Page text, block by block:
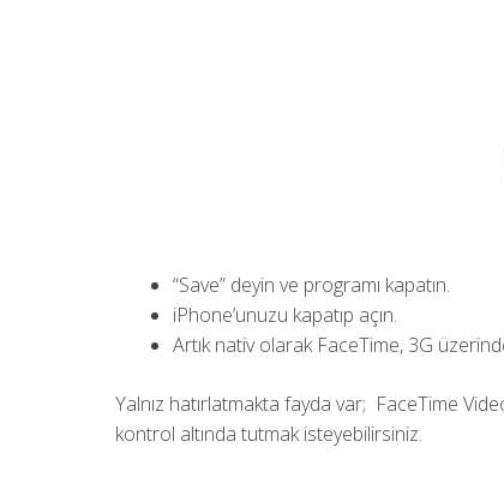
“Save” deyin ve programı kapatın.
iPhone’unuzu kapatıp açın.
Artık nativ olarak FaceTime, 3G
Yalnız hatırlatmakta fayda var; FaceTime
kontrol altında tutmak isteyebilirsiniz.